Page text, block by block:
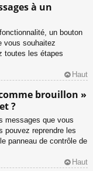
à un
un bouton
vous souhaitez
toutes les étapes
Haut
brouillon »
?
messages que vous
pouvez reprendre les
panneau de contrôle de
Haut